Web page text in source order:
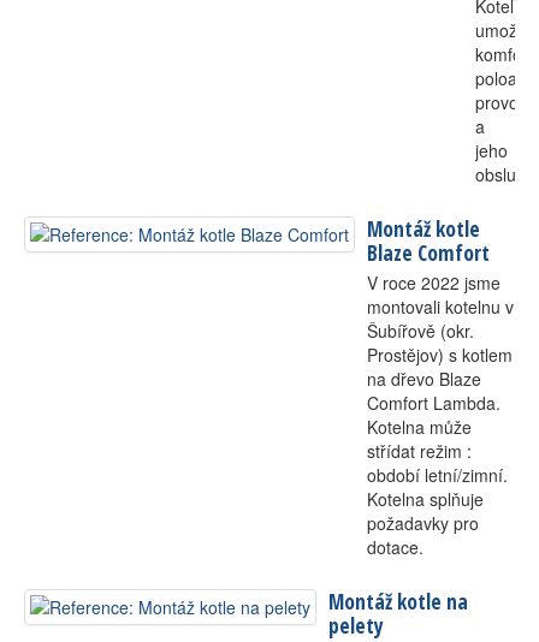
Kotel
provoz
a
jeho
obsluhu.
Montáž kotle
Blaze Comfort
V roce 2022 jsme
montovali kotelnu v
Šubířově (okr.
Prostějov) s kotlem
na dřevo Blaze
Comfort Lambda.
Kotelna může
střídat režim :
období letní/zimní.
Kotelna splňuje
požadavky pro
dotace.
Montáž kotle na
pelety